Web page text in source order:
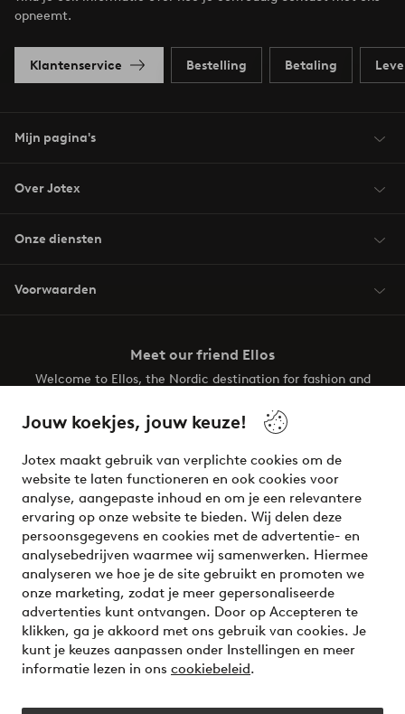
Jouw koekjes, jouw keuze!
Jotex maakt gebruik van verplichte cookies om de
website te laten functioneren en ook cookies voor
analyse, aangepaste inhoud en om je een relevantere
ervaring op onze website te bieden. Wij delen deze
persoonsgegevens en cookies met de advertentie- en
analysebedrijven waarmee wij samenwerken. Hiermee
analyseren we hoe je de site gebruikt en promoten we
onze marketing, zodat je meer gepersonaliseerde
advertenties kunt ontvangen. Door op Accepteren te
klikken, ga je akkoord met ons gebruik van cookies. Je
kunt je keuzes aanpassen onder Instellingen en meer
informatie lezen in ons cookiebeleid.
opneemt.
Klantenservice Bestelling Betaling
Mijn pagina's
Over Jotex
Onze diensten
Voorwaarden
Meet our friend Ellos
Welcome to Ellos, the Nordic destination for fashion and
your wardrobe. Your next inspiring look is here!
Veilig betalen - Nu betalen of opsplitsen
Wil je meer weten over onze betaalopties?